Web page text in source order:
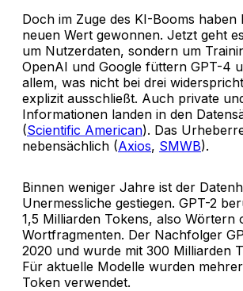
Doch im Zuge des KI-Booms haben
neuen Wert gewonnen. Jetzt geht
um Nutzerdaten, sondern um
OpenAI und Google füttern GPT-4
allem, was nicht bei drei
explizit ausschließt. Auch private
Informationen landen in den
(Scientific American). Das
nebensächlich (Axios, SMWB).
Binnen weniger Jahre ist der
Unermessliche gestiegen. GPT-2
1,5 Milliarden Tokens, also Wörtern
Wortfragmenten. Der Nachfolger
2020 und wurde mit 300 Milliarden
Für aktuelle Modelle wurden
Token verwendet.